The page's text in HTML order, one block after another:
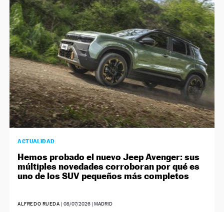
NEWSLETTER
SÍGUENOS
ACTUALIDAD
Hemos probado el nuevo Jeep Avenger: sus
múltiples novedades corroboran por qué es
uno de los SUV pequeños más completos
ALFREDO RUEDA | 08/07/2026| MADRID